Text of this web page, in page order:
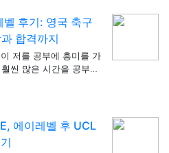
후기: 영국 축구
합격까지
저를 공부에 흥미를 가
씬 많은 시간을 공부에
에이레벨 후 UCL